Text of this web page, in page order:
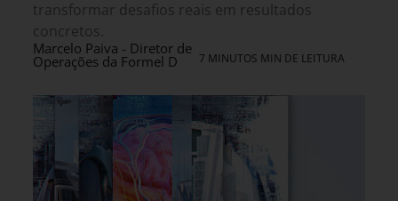
transformar desafios reais em resultados
concretos.
Marcelo Paiva - Diretor de
Operações da Formel D 7 MINUTOS MIN DE LEITURA